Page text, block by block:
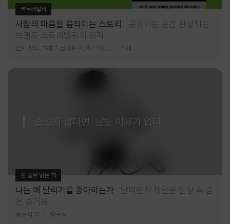
북트레일러
사람의 마음을 움직이는 스토리
공유되는 순간 완성되는
브랜드 스토리텔링의 원칙
알레
즐겁지 않다면, 달릴 이유가 없다
한 줄로 읽는 책
나는 왜 달리기를 좋아하는가
달리면서 깨달은 일상 속 숨
은 즐거움
방구석 저 방구석